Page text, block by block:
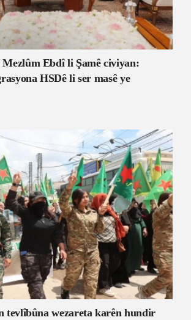
Mezlûm Ebdî li Şamê civiyan:
HSDê li ser masê ye
tevlîbûna wezareta karên hundir